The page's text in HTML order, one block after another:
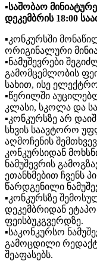
▪️საშობაო
დეკემბრის 18:00
▪️კონკურსში
ორიგინალური
▪️ნამუშევრები
გამომცემლობის
სახით, ისე
▪️წერილში
კლასი, სკოლა და
▪️კონკურსზე არ
სხვის საავტორო
აღმოჩენის
კონკურსიდან
ნამუშევრის
ეთანხმებით ჩვენს
წარდგენილი
▪️კონკურსზე
დეკემბრიდან
ფეისბუკგვერდზე.
▪️საკონკურსო
გამოცდილი
შეაფასებს.